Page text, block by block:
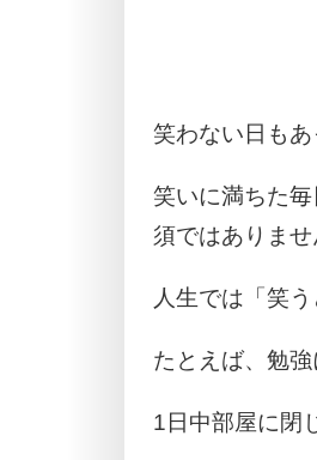
笑わない日もあ
笑いに満ちた
須ではありませ
人生では「笑
たとえば、勉強
1日中部屋に閉